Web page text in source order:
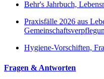
Behr's Jahrbuch,
Praxisfälle 2026 aus
Hygiene-Vorschiften,
Fragen & Antworten